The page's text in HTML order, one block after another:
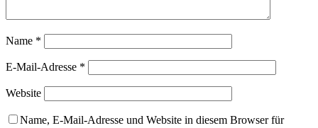
Name *
E-Mail-Adresse *
Website
Name, E-Mail-Adresse und Website in diesem Browser für